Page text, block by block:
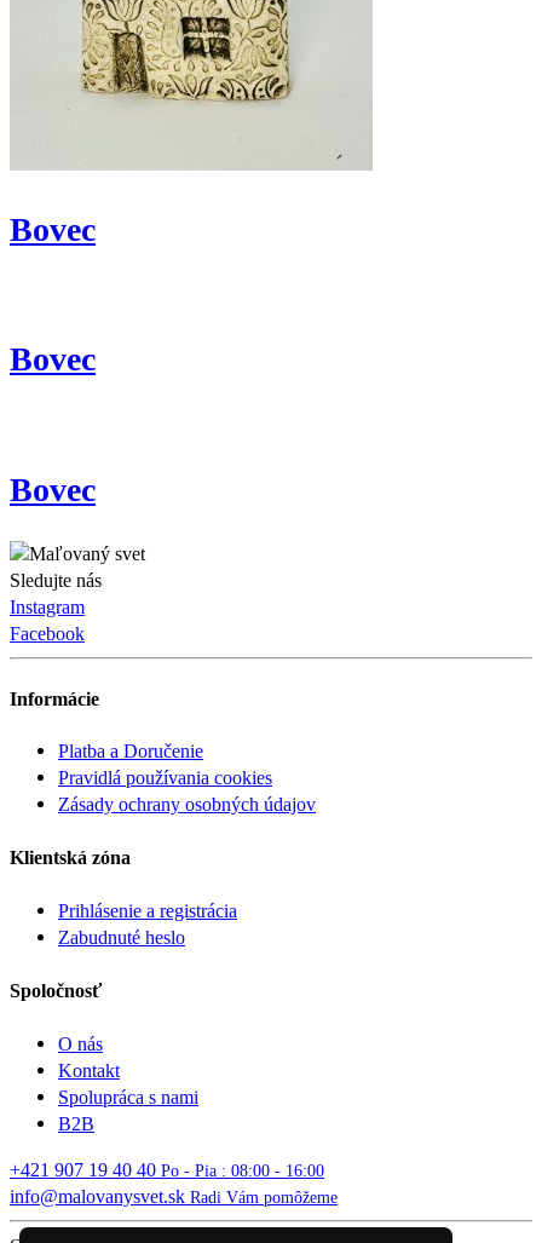
Bovec
Bovec
Bovec
Sledujte nás
Instagram
Facebook
Informácie
Platba a Doručenie
Pravidlá používania cookies
Zásady ochrany osobných údajov
Klientská zóna
Prihlásenie a registrácia
Zabudnuté heslo
Spoločnosť
O nás
Kontakt
Spolupráca s nami
B2B
+421 907 19 40 40 Po - Pia : 08:00 - 16:00
info@malovanysvet.sk Radi Vám pomôžeme